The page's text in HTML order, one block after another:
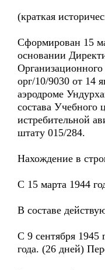
(краткая
Сформирован 15
основании
орг/10/9030 от 14
аэродроме
состава Учебного
истребительной
штату 015/284.
Нахождение в
С 15 марта 1944
В составе
С 9 сентября 1945
года. (26 дней)